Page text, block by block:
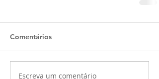
Comentários
Escreva um comentário